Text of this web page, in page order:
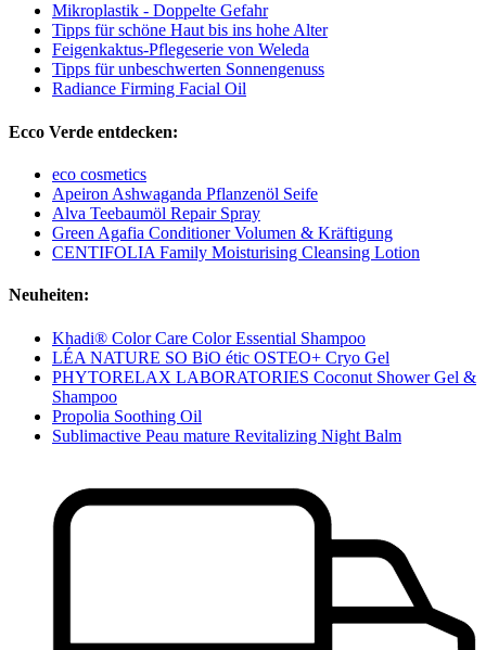
Mikroplastik - Doppelte Gefahr
Tipps für schöne Haut bis ins hohe Alter
Feigenkaktus-Pflegeserie von Weleda
Tipps für unbeschwerten Sonnengenuss
Radiance Firming Facial Oil
Ecco Verde entdecken:
eco cosmetics
Apeiron Ashwaganda Pflanzenöl Seife
Alva Teebaumöl Repair Spray
Green Agafia Conditioner Volumen & Kräftigung
CENTIFOLIA Family Moisturising Cleansing Lotion
Neuheiten:
Khadi® Color Care Color Essential Shampoo
LÉA NATURE SO BiO étic OSTEO+ Cryo Gel
PHYTORELAX LABORATORIES Coconut Shower Gel &
Shampoo
Propolia Soothing Oil
Sublimactive Peau mature Revitalizing Night Balm